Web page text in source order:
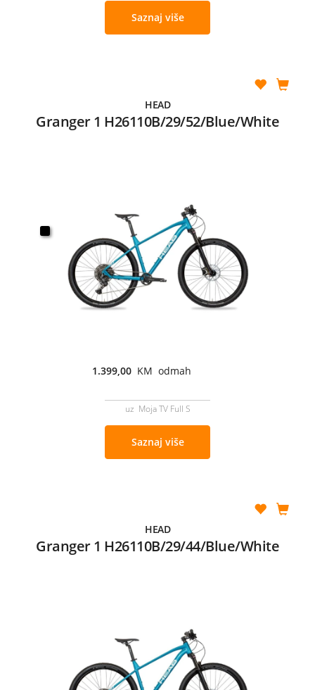
Saznaj više
HEAD
Granger 1 H26110B/29/52/Blue/White
1.399,00 KM odmah
uz Moja TV Full S
Saznaj više
HEAD
Granger 1 H26110B/29/44/Blue/White